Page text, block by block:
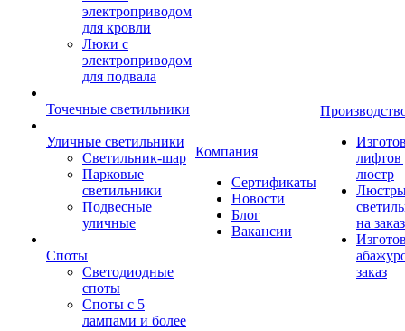
электроприводом
для кровли
Люки с
электроприводом
для подвала
Точечные светильники
Уличные светильники
Светильник-шар
Парковые
светильники
Подвесные
уличные
Споты
Светодиодные
споты
Споты с 5
лампами и более
Компания
Сертификаты
Новости
Блог
Вакансии
лифтов
люстр
на заказ
заказ